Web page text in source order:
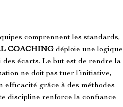
comprennent les standards,
COACHING déploie une logique
écarts. Le but est de rendre la
ne doit pas tuer l’initiative,
efficacité grâce à des méthodes
discipline renforce la confiance